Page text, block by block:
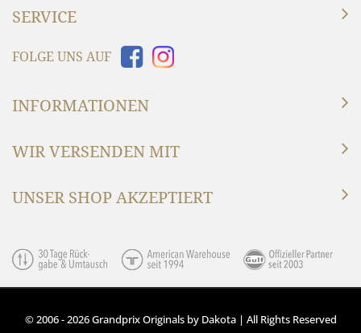
SERVICE
FOLGE UNS AUF
INFORMATIONEN
WIR VERSENDEN MIT
UNSER SHOP AKZEPTIERT
© 2006 - 2026 Grandprix Originals by Dakota | All Rights Reserved